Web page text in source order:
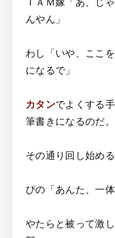
んやん」
わし「いや、ここ
になるで」
カタンでよくする
筆書きになるのだ。
その通り回し始める
ぴの「あんた、一
やたらと被って激